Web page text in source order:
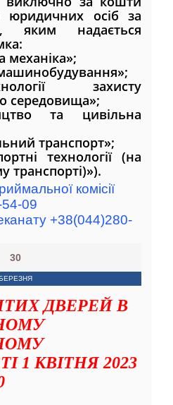
юридичних осіб за
яким надається
механіка»;
захисту
середовища»;
та цивільна
транспорт»;
технології (на
транспорті)»).
комісії
09
+38(044)280-
30
ДВЕРЕЙ В
1 КВІТНЯ 2023